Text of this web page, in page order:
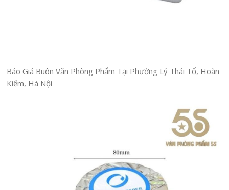
Báo Giá Buôn Văn Phòng Phẩm Tại Phường Lý Thái Tổ, Hoàn
Kiếm, Hà Nội